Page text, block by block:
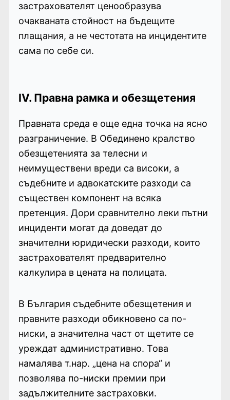
застрахователят ценообразува
очакваната стойност на бъдещите
плащания, а не честотата на инцидентите
сама по себе си.
IV. Правна рамка и обезщетения
Правната среда е още една точка на ясно
разграничение. В Обединено кралство
обезщетенията за телесни и
неимуществени вреди са високи, а
съдебните и адвокатските разходи са
съществен компонент на всяка
претенция. Дори сравнително леки пътни
инциденти могат да доведат до
значителни юридически разходи, които
застрахователят предварително
калкулира в цената на полицата.
В България съдебните обезщетения и
правните разходи обикновено са по-
ниски, а значителна част от щетите се
уреждат административно. Това
намалява т.нар. „цена на спора“ и
позволява по-ниски премии при
задължителните застраховки.